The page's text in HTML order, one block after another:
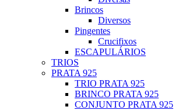
Brincos
Diversos
Pingentes
Crucifixos
ESCAPULÁRIOS
TRIOS
PRATA 925
TRIO PRATA 925
BRINCO PRATA 925
CONJUNTO PRATA 925